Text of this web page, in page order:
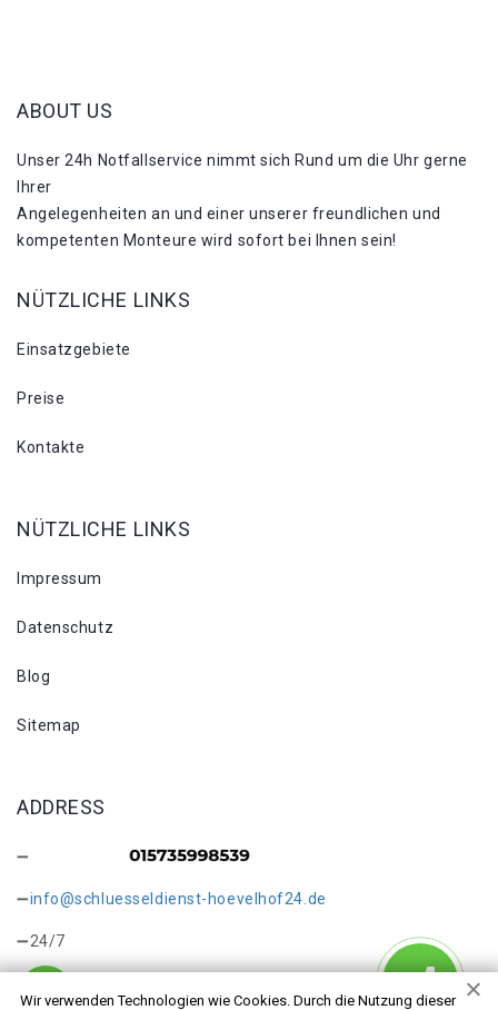
Wir verwenden Technologien wie Cookies. Durch die Nutzung dieser
ABOUT US
Unser 24h Notfallservice nimmt sich Rund um die Uhr gerne
Ihrer
Angelegenheiten an und einer unserer freundlichen und
kompetenten Monteure wird sofort bei Ihnen sein!
NÜTZLICHE LINKS
Einsatzgebiete
Preise
Kontakte
NÜTZLICHE LINKS
Impressum
Datenschutz
Blog
Sitemap
ADDRESS
info@schluesseldienst-hoevelhof24.de
24/7